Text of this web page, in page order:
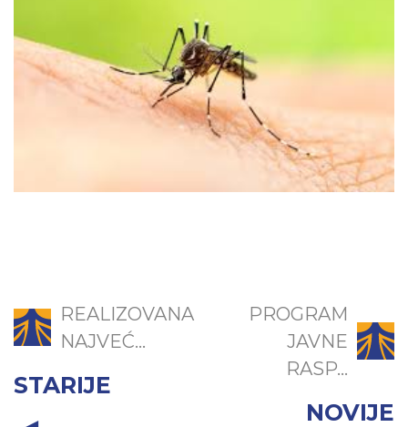
REALIZOVANA
NAJVEĆ...
STARIJE
PROGRAM
JAVNE
RASP...
NOVIJE